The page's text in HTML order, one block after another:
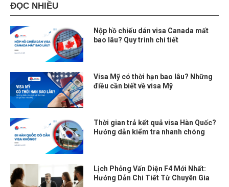
ĐỌC NHIỀU
Nộp hồ chiếu dán visa Canada mất
bao lâu? Quy trình chi tiết
Visa Mỹ có thời hạn bao lâu? Những
điều cần biết về visa Mỹ
Thời gian trả kết quả visa Hàn Quốc?
Hướng dẫn kiểm tra nhanh chóng
Lịch Phỏng Vấn Diện F4 Mới Nhất:
Hướng Dẫn Chi Tiết Từ Chuyên Gia